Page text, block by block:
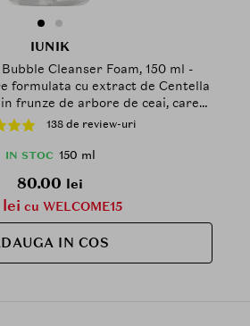
IUNIK
150 ml -
formulata cu extract de Centella
frunze de arbore de ceai, care
reziduurilor de machiaj si a
echilibrului pH-ului pielii
138 de review-uri
IN STOC 150 ml
80.00 lei
cu WELCOME15
IN COS